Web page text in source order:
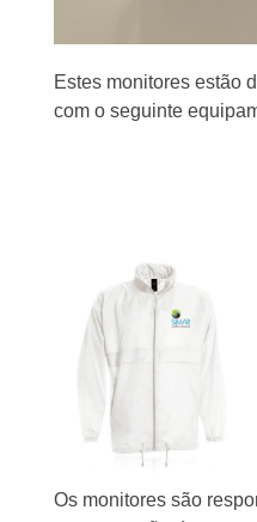
Estes monitores estão
com o seguinte
Os monitores são